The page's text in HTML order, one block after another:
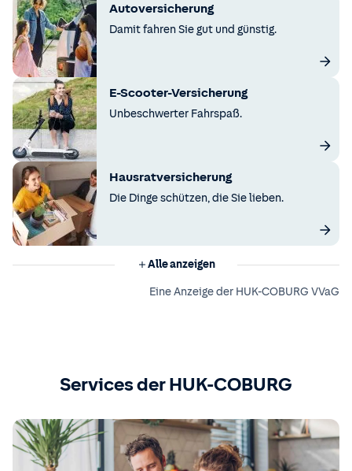
Autoversicherung
Damit fahren Sie gut und günstig.
E-Scooter-Versicherung
Unbeschwerter Fahrspaß.
Hausratversicherung
Die Dinge schützen, die Sie lieben.
Alle anzeigen
Eine Anzeige der HUK-COBURG VVaG
Services der HUK-COBURG